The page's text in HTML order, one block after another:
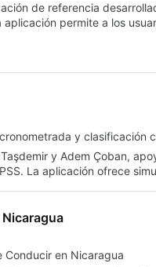
de referencia
aplicación permite a los
y clasificación
y Adem Çoban,
La aplicación ofrece
Conducir en Nicaragua